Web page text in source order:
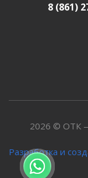
8 (861)
2026 © ОТК
Разработка и